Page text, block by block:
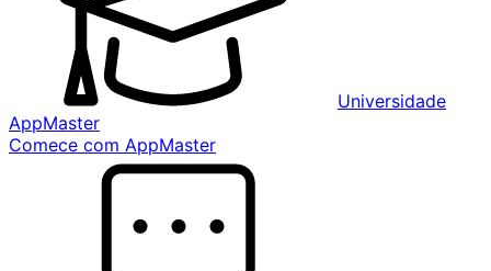
Universidade
AppMaster
Comece com AppMaster